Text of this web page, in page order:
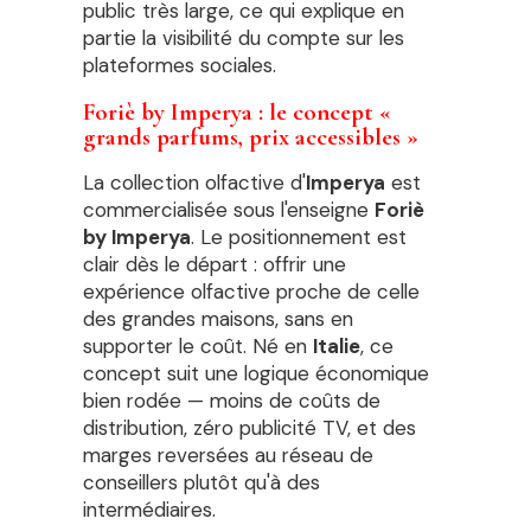
public très large, ce qui explique en
partie la visibilité du compte sur les
plateformes sociales.
Foriè by Imperya : le concept «
grands parfums, prix accessibles »
La collection olfactive d'Imperya est
commercialisée sous l'enseigne Foriè
by Imperya. Le positionnement est
clair dès le départ : offrir une
expérience olfactive proche de celle
des grandes maisons, sans en
supporter le coût. Né en Italie, ce
concept suit une logique économique
bien rodée — moins de coûts de
distribution, zéro publicité TV, et des
marges reversées au réseau de
conseillers plutôt qu'à des
intermédiaires.